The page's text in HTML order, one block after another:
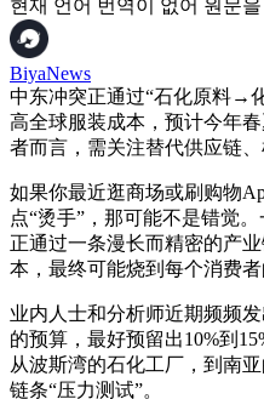
현재 언어 번역이 없어 원문
BiyaNews
中东冲突正通过“石化原料→
高全球服装成本，预计今年
者而言，需关注替代供应链
如果你最近逛商场或刷购物
点“烫手”，那可能不是错觉
正通过一条漫长而精密的产
本，最终可能烧到每个消费者
业内人士和分析师近期频频
的预算，最好预留出10%到
从波斯湾的石化工厂，到南
链条“压力测试”。